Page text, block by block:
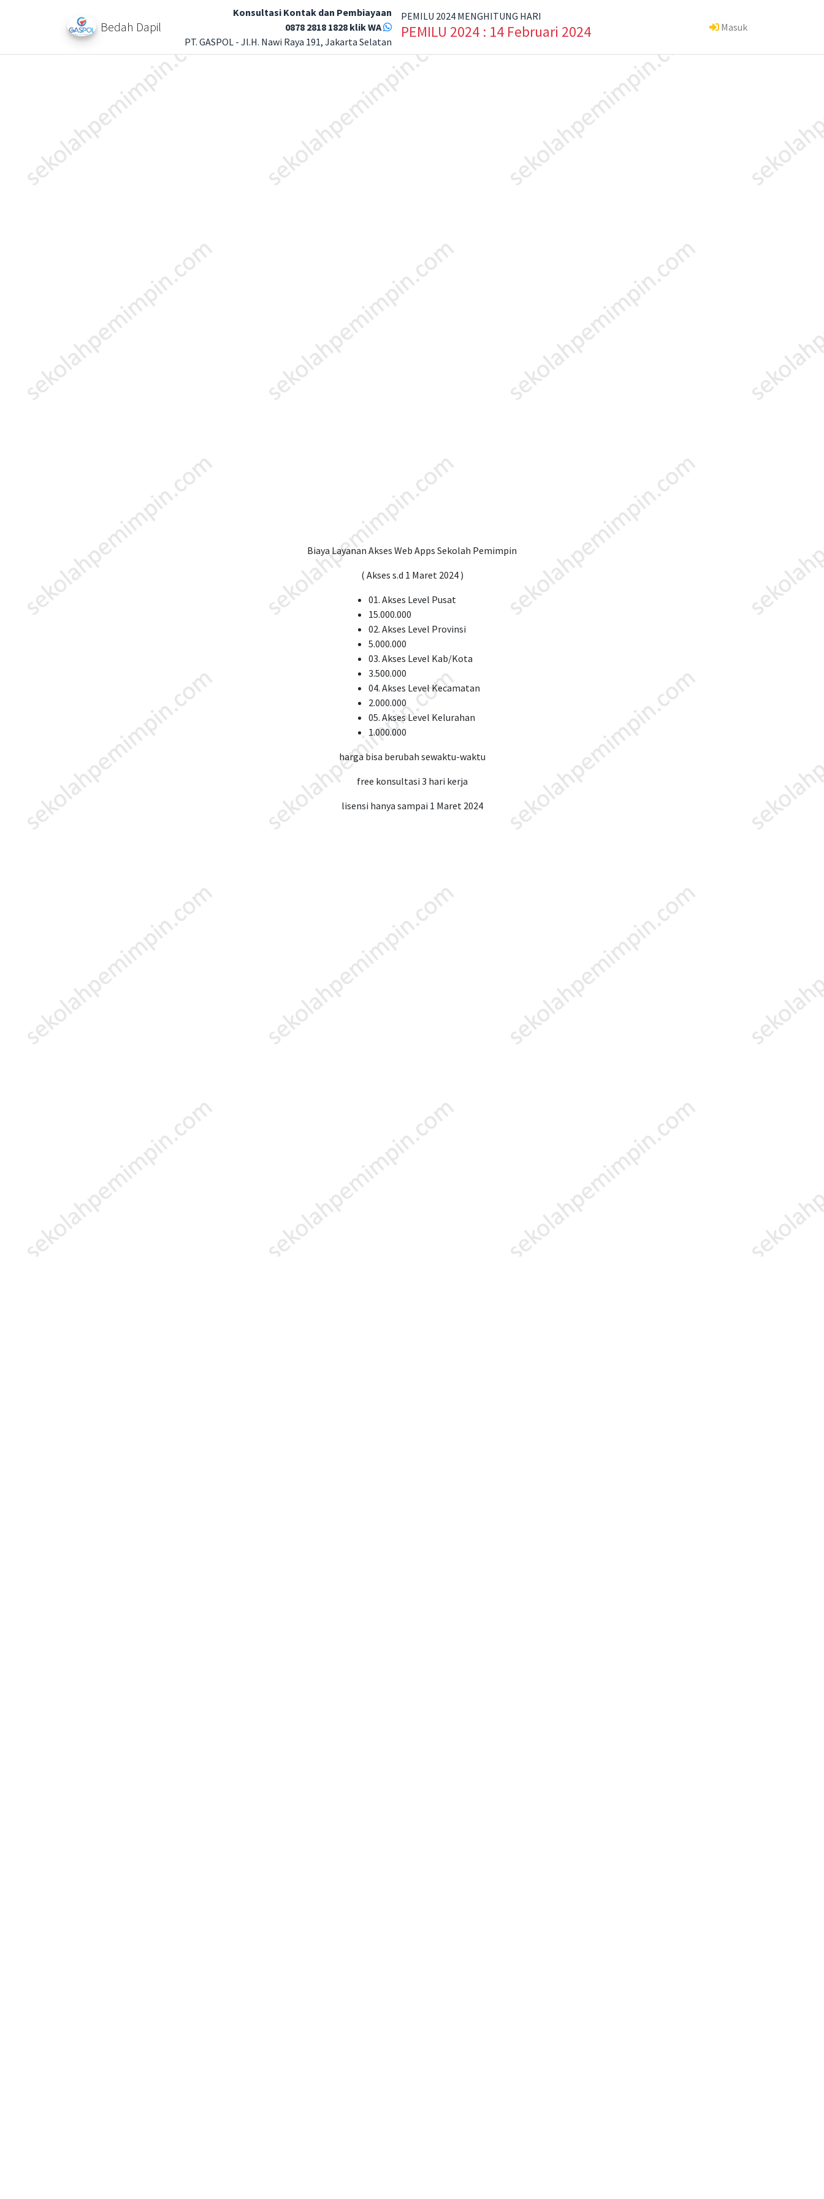
Bedah Dapil
Konsultasi Kontak dan Pembiayaan
0878 2818 1828 klik WA
PT. GASPOL - Jl.H. Nawi Raya 191, Jakarta Selatan
Masuk
PEMILU 2024 MENGHITUNG HARI
PEMILU 2024 : 14 Februari 2024
Biaya Layanan Akses Web Apps Sekolah Pemimpin
( Akses s.d 1 Maret 2024 )
01. Akses Level Pusat
15.000.000
02. Akses Level Provinsi
5.000.000
03. Akses Level Kab/Kota
3.500.000
04. Akses Level Kecamatan
2.000.000
05. Akses Level Kelurahan
1.000.000
harga bisa berubah sewaktu-waktu
free konsultasi 3 hari kerja
lisensi hanya sampai 1 Maret 2024